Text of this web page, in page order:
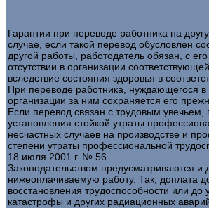
Гарантии при переводе работника на
случае, если такой перевод обусловлен
другой работы, работодатель обязан, с
отсутствии в организации
вследствие состояния здоровья в
При переводе работника, нуждающегося
организации за ним сохраняется его
Если перевод связан с трудовым
установления стойкой утраты
несчастных случаев на производстве и
степени утраты профессиональной
18 июля 2001 г. № 56.
Законодательством предусматриваются
нижеоплачиваемую работу. Так, доплата
восстановления трудоспособности или
катастрофы и других радиационных